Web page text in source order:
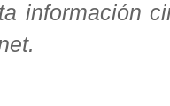
información